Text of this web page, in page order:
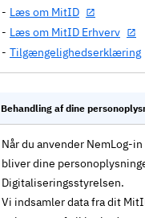
Læs om MitID
Læs om MitID Erhverv
Tilgængelighedserklæring
Behandling af dine
Når du anvender NemLog-
bliver dine
Digitaliseringsstyrelsen.
Vi indsamler data fra dit